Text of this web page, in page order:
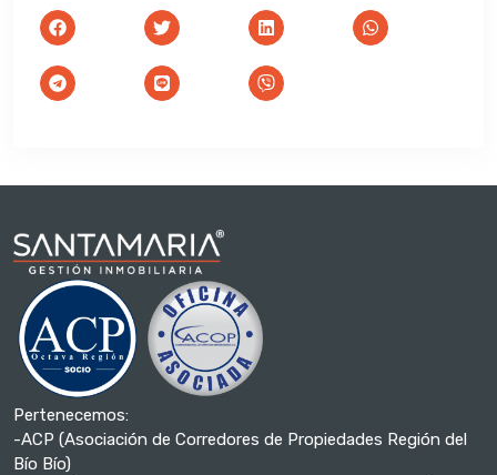
Pertenecemos:
-ACP (Asociación de Corredores de Propiedades Región del
Bío Bío)